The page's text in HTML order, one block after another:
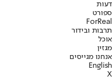
דעות
ספורט
ForReal
תרבות ובידור
אוכל
מגזין
אנחנו מגייסים
English
X